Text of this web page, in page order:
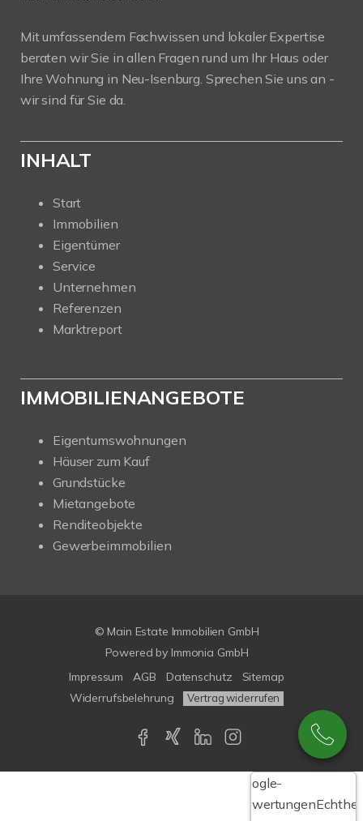
Mit umfassendem Fachwissen und lokaler Expertise
beraten wir Sie in allen Fragen rund um Ihr Haus oder
Ihre Wohnung in Neu-Isenburg. Sprechen Sie uns an -
wir sind für Sie da.
INHALT
Start
Immobilien
Eigentümer
Service
Unternehmen
Referenzen
Marktreport
IMMOBILIENANGEBOTE
Eigentumswohnungen
Häuser zum Kauf
Grundstücke
Mietangebote
Renditeobjekte
Gewerbeimmobilien
© Main Estate Immobilien GmbH
Powered by Immonia GmbH
Impressum
AGB Datenschutz
Sitemap
Widerrufsbelehrung
Vertrag widerrufen
Google-
Bewertungen